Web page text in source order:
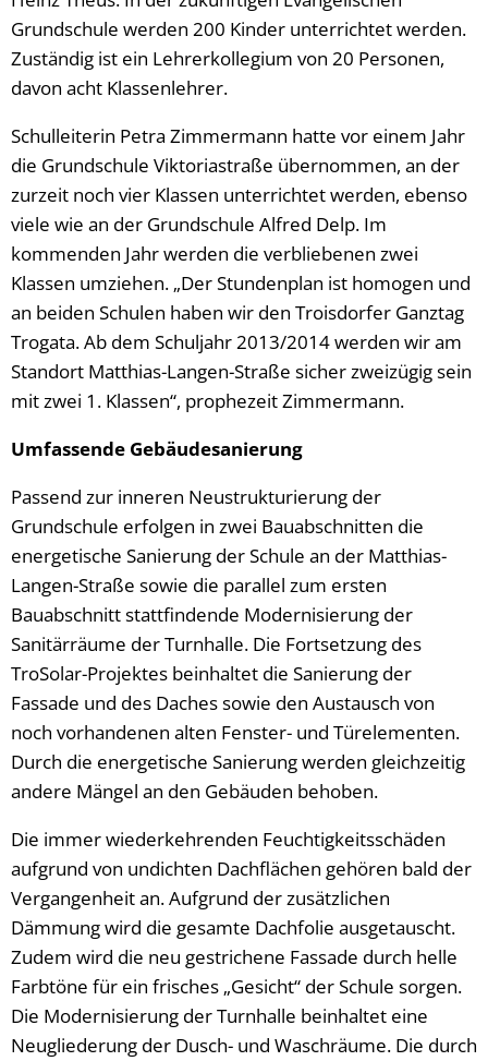
Grundschule werden 200 Kinder unterrichtet werden.
Zuständig ist ein Lehrerkollegium von 20 Personen,
davon acht Klassenlehrer.
Schulleiterin Petra Zimmermann hatte vor einem Jahr
die Grundschule Viktoriastraße übernommen, an der
zurzeit noch vier Klassen unterrichtet werden, ebenso
viele wie an der Grundschule Alfred Delp. Im
kommenden Jahr werden die verbliebenen zwei
Klassen umziehen. „Der Stundenplan ist homogen und
an beiden Schulen haben wir den Troisdorfer Ganztag
Trogata. Ab dem Schuljahr 2013/2014 werden wir am
Standort Matthias-Langen-Straße sicher zweizügig sein
mit zwei 1. Klassen“, prophezeit Zimmermann.
Umfassende Gebäudesanierung
Passend zur inneren Neustrukturierung der
Grundschule erfolgen in zwei Bauabschnitten die
energetische Sanierung der Schule an der Matthias-
Langen-Straße sowie die parallel zum ersten
Bauabschnitt stattfindende Modernisierung der
Sanitärräume der Turnhalle. Die Fortsetzung des
TroSolar-Projektes beinhaltet die Sanierung der
Fassade und des Daches sowie den Austausch von
noch vorhandenen alten Fenster- und Türelementen.
Durch die energetische Sanierung werden gleichzeitig
andere Mängel an den Gebäuden behoben.
Die immer wiederkehrenden Feuchtigkeitsschäden
aufgrund von undichten Dachflächen gehören bald der
Vergangenheit an. Aufgrund der zusätzlichen
Dämmung wird die gesamte Dachfolie ausgetauscht.
Zudem wird die neu gestrichene Fassade durch helle
Farbtöne für ein frisches „Gesicht“ der Schule sorgen.
Die Modernisierung der Turnhalle beinhaltet eine
Neugliederung der Dusch- und Waschräume. Die durch